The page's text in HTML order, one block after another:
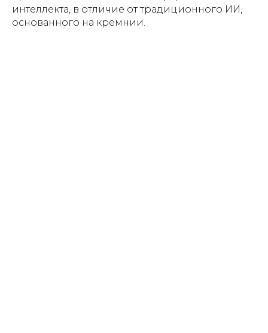
интеллекта, в отличие от традиционного ИИ,
основанного на кремнии.